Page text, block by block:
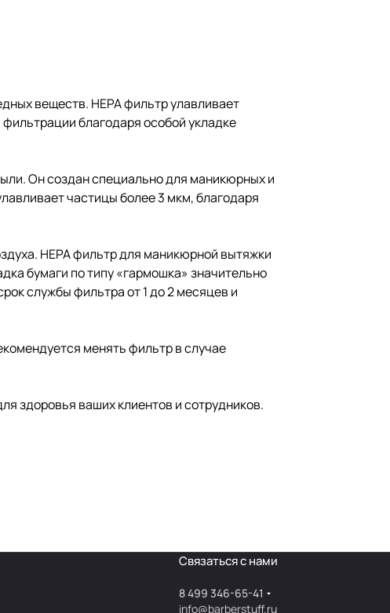
веществ. HEPA фильтр улавливает
благодаря особой укладке
Он создан специально для маникюрных и
частицы более 3 мкм, благодаря
HEPAфильтр для маникюрной вытяжки
бумаги по типу «гармошка» значительно
службы фильтра от 1 до 2 месяцев и
менять фильтр в случае
здоровья ваших клиентов и сотрудников.
Связаться с нами
8 499 346-65-41
info@barberstuff.ru